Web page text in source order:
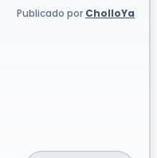
Publicado por CholloYa